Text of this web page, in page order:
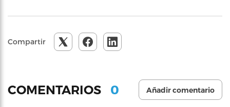
Compartir
COMENTARIOS 0 Añadir comentario